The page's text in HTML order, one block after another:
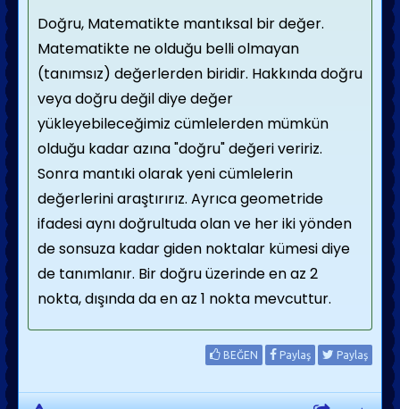
Doğru, Matematikte mantıksal bir değer.
Matematikte ne olduğu belli olmayan
(tanımsız) değerlerden biridir. Hakkında doğru
veya doğru değil diye değer
yükleyebileceğimiz cümlelerden mümkün
olduğu kadar azına "doğru" değeri veririz.
Sonra mantıki olarak yeni cümlelerin
değerlerini araştırırız. Ayrıca geometride
ifadesi aynı doğrultuda olan ve her iki yönden
de sonsuza kadar giden noktalar kümesi diye
de tanımlanır. Bir doğru üzerinde en az 2
nokta, dışında da en az 1 nokta mevcuttur.
BEĞEN Paylaş Paylaş